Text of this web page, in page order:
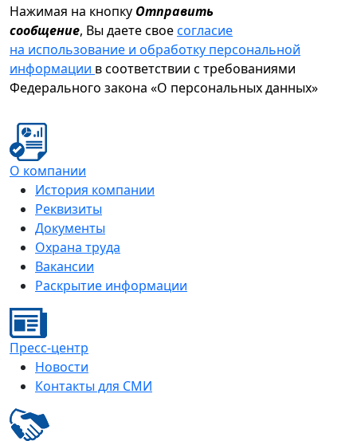
Нажимая на кнопку Отправить
сообщение, Вы даете своесогласие
на использование и обработку персональной
информации в соответствии с требованиями
Федерального закона «О персональных данных»
О компании
История компании
Реквизиты
Документы
Охрана труда
Вакансии
Раскрытие информации
Пресс-центр
Новости
Контакты для СМИ